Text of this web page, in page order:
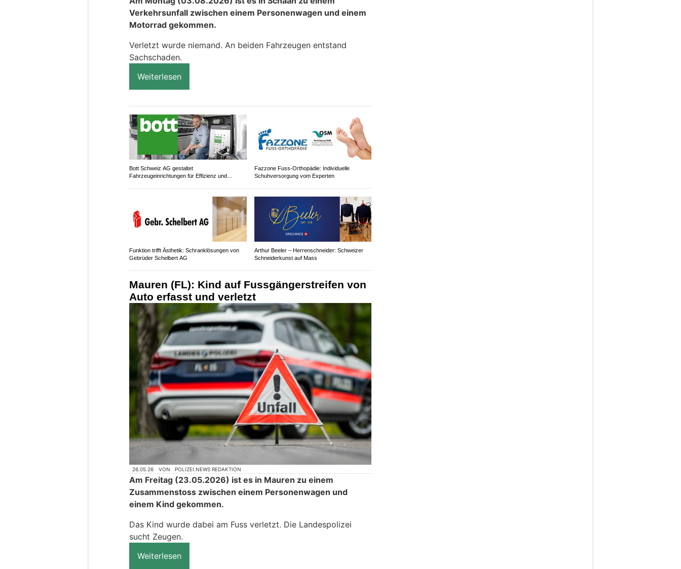
Verkehrsunfall zwischen einem Personenwagen und einem
Motorrad gekommen.
Verletzt wurde niemand. An beiden Fahrzeugen entstand
Sachschaden.
Weiterlesen
Bott Schweiz AG gestaltet
Fahrzeugeinrichtungen für Effizienz und
Fazzone Fuss-Orthopädie: Individuelle
Schuhversorgung vom Experten
Funktion trifft Ästhetik: Schranklösungen von
Gebrüder Schelbert AG
Arthur Beeler – Herrenschneider: Schweizer
Schneiderkunst auf Mass
Mauren (FL): Kind auf Fussgängerstreifen von
Auto erfasst und verletzt
26.05.26 VON POLIZEI.NEWS REDAKTION
Am Freitag (23.05.2026) ist es in Mauren zu einem
Zusammenstoss zwischen einem Personenwagen und
einem Kind gekommen.
Das Kind wurde dabei am Fuss verletzt. Die Landespolizei
sucht Zeugen.
Weiterlesen